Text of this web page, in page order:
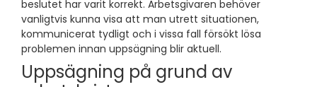
beslutet har varit korrekt. Arbetsgivaren behöver
vanligtvis kunna visa att man utrett situationen,
kommunicerat tydligt och i vissa fall försökt lösa
problemen innan uppsägning blir aktuell.
Uppsägning på grund av